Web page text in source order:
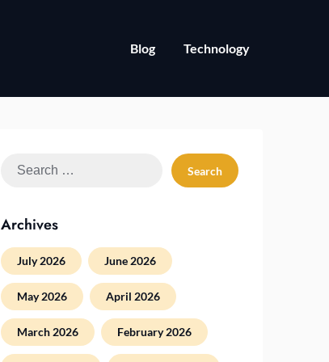
Blog Technology
Search
Archives
July 2026 June 2026
May 2026 April 2026
March 2026 February 2026